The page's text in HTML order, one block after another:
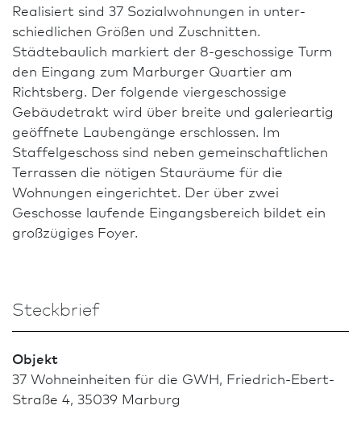
Realisiert sind 37 Sozialwohnungen in unter­
schiedlichen Größen und Zuschnitten.
Städtebaulich markiert der 8-geschossige Turm
den Eingang zum Marburger Quar­tier am
Richtsberg. Der folgende viergeschossige
Gebäudetrakt wird über breite und galerieartig
geöffnete Laubengänge erschlossen. Im
Staffelgeschoss sind neben gemeinschaftlichen
Terrassen die nötigen Stauräume für die
Wohnungen eingerichtet. Der über zwei
Geschosse laufende Eingangsbereich bildet ein
großzügiges Foyer.
Steckbrief
Objekt
37 Wohneinheiten für die GWH, Friedrich-Ebert-
Straße 4, 35039 Marburg